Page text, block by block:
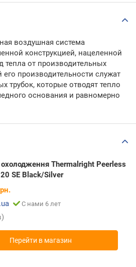
воздушная система
конструкцией, нацеленной
от производительных
производительности служат
трубок, которые отводят тепло
основания и равномерно
охолодження Thermalright Peerless
SE Black/Silver
С нами 6 лет
Перейти в магазин